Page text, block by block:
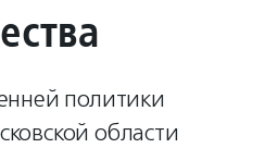
политики
области